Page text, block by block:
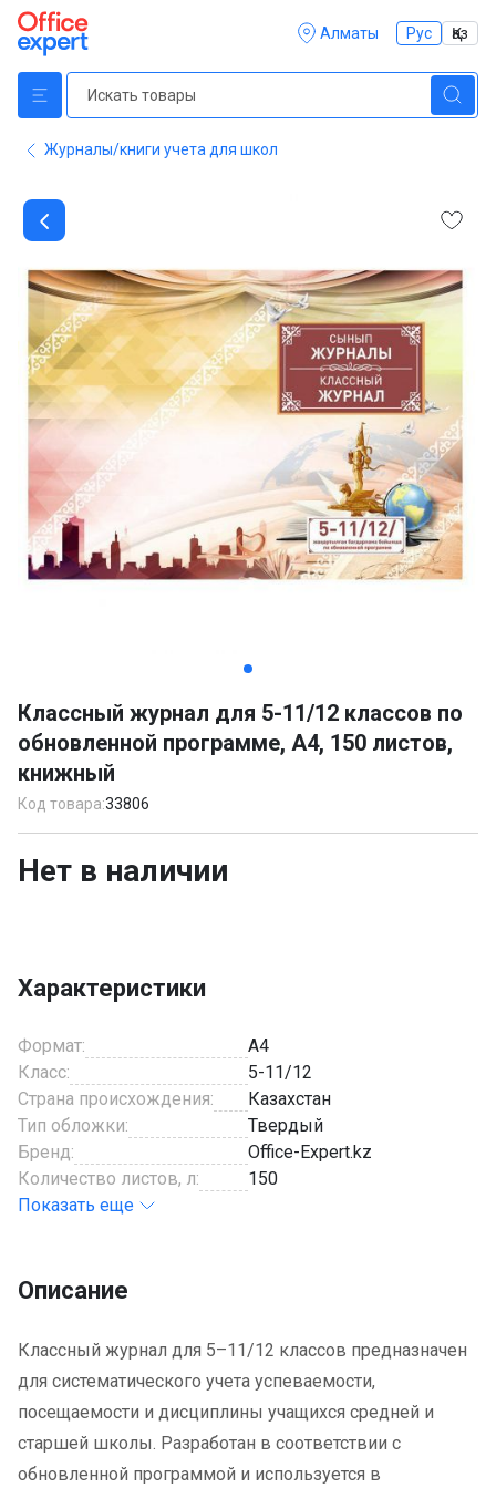
Алматы Рус Қаз
Журналы/книги учета для школ
of
6
Классный журнал для 5-11/12 классов по
обновленной программе, А4, 150 листов,
книжный
Код товара:33806
Нет в наличии
Характеристики
Формат:
A4
Класс:
5-11/12
Страна происхождения:
Казахстан
Тип обложки:
Твердый
Бренд:
Office-Expert.kz
Количество листов, л:
150
Показать еще
Описание
Классный журнал для 5–11/12 классов предназначен
для систематического учета успеваемости,
посещаемости и дисциплины учащихся средней и
старшей школы. Разработан в соответствии с
обновленной программой и используется в